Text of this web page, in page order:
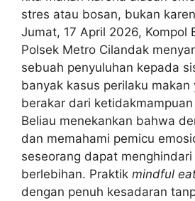
stres atau bosan, bukan
Jumat, 17 April 2026, Kompol
Polsek Metro Cilandak
sebuah penyuluhan kepada
banyak kasus perilaku
berakar dari
Beliau menekankan bahwa
dan memahami pemicu
seseorang dapat menghindari
berlebihan. Praktik mindful
dengan penuh kesadaran